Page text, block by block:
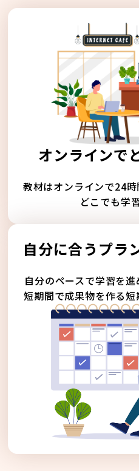
オンラインで
教材はオンラインで24
どこでも学
自分に合うプラ
自分のペースで学習を
短期間で成果物を作る